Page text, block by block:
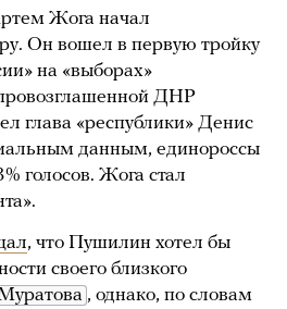
Жога начал
Он вошел в первую тройку
на «выборах»
ДНР
глава «республики» Денис
данным, единороссы
голосов. Жога стал
, что Пушилин хотел бы
своего близкого
, однако, по словам